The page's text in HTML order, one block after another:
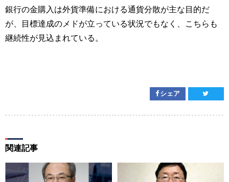
銀行の金購入は外貨準備における通貨分散が主な目的だ
が、目標達成のメドが立っている状況でもなく、こちらも
継続性が見込まれている。
シェア
関連記事